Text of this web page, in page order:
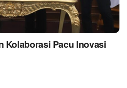
Kolaborasi Pacu Inovasi